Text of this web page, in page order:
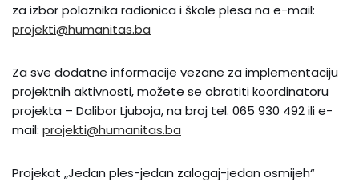
za izbor polaznika radionica i škole plesa na e-mail:
projekti@humanitas.ba
Za sve dodatne informacije vezane za implementaciju
projektnih aktivnosti, možete se obratiti koordinatoru
projekta – Dalibor Ljuboja, na broj tel. 065 930 492 ili e-
mail: projekti@humanitas.ba
Projekat „Jedan ples-jedan zalogaj-jedan osmijeh“